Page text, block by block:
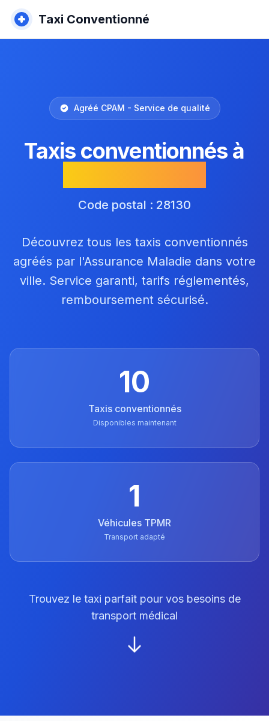
Taxi Conventionné
Agréé CPAM - Service de qualité
Taxis conventionnés à
Code postal : 28130
Découvrez tous les taxis conventionnés
agréés par l'Assurance Maladie dans votre
ville. Service garanti, tarifs réglementés,
remboursement sécurisé.
10
Taxis conventionnés
Disponibles maintenant
1
Véhicules TPMR
Transport adapté
Trouvez le taxi parfait pour vos besoins de
transport médical